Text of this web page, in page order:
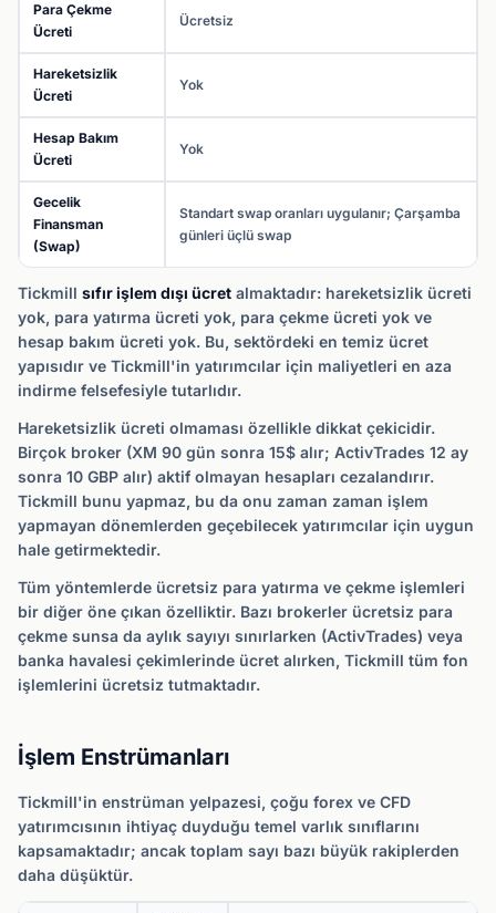
Para Çekme
Ücreti
Ücretsiz
Hareketsizlik
Ücreti
Yok
Hesap Bakım
Ücreti
Yok
Gecelik
Finansman
(Swap)
Standart swap oranları uygulanır; Çarşamba
günleri üçlü swap
Tickmill sıfır işlem dışı ücret almaktadır: hareketsizlik ücreti
yok, para yatırma ücreti yok, para çekme ücreti yok ve
hesap bakım ücreti yok. Bu, sektördeki en temiz ücret
yapısıdır ve Tickmill'in yatırımcılar için maliyetleri en aza
indirme felsefesiyle tutarlıdır.
Hareketsizlik ücreti olmaması özellikle dikkat çekicidir.
Birçok broker (XM 90 gün sonra 15$ alır; ActivTrades 12 ay
sonra 10 GBP alır) aktif olmayan hesapları cezalandırır.
Tickmill bunu yapmaz, bu da onu zaman zaman işlem
yapmayan dönemlerden geçebilecek yatırımcılar için uygun
hale getirmektedir.
Tüm yöntemlerde ücretsiz para yatırma ve çekme işlemleri
bir diğer öne çıkan özelliktir. Bazı brokerler ücretsiz para
çekme sunsa da aylık sayıyı sınırlarken (ActivTrades) veya
banka havalesi çekimlerinde ücret alırken, Tickmill tüm fon
işlemlerini ücretsiz tutmaktadır.
İşlem Enstrümanları
Tickmill'in enstrüman yelpazesi, çoğu forex ve CFD
yatırımcısının ihtiyaç duyduğu temel varlık sınıflarını
kapsamaktadır; ancak toplam sayı bazı büyük rakiplerden
daha düşüktür.